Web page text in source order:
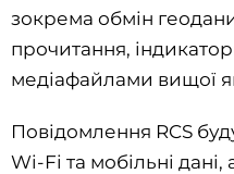
зокрема обмін
прочитання,
медіафайлами вищої
Повідомлення RCS
Wi-Fi та мобільні